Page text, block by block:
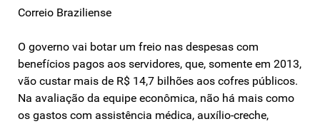
Correio Braziliense
O governo vai botar um freio nas despesas com
benefícios pagos aos servidores, que, somente em 2013,
vão custar mais de R$ 14,7 bilhões aos cofres públicos.
Na avaliação da equipe econômica, não há mais como
os gastos com assistência médica, auxílio-creche,